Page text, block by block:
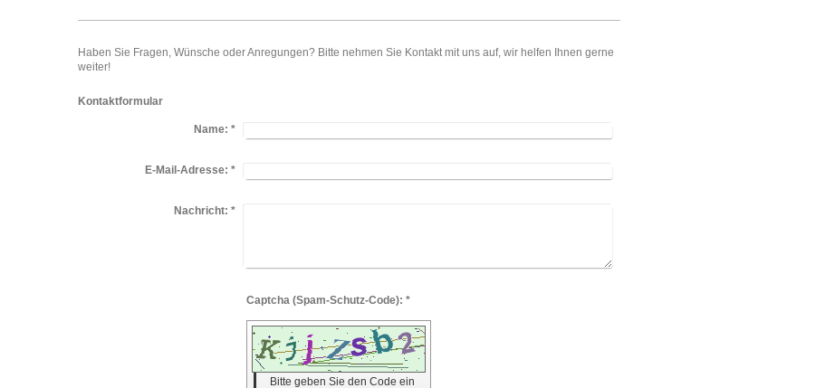
Haben Sie Fragen, Wünsche oder Anregungen? Bitte nehmen Sie Kontakt mit uns auf, wir helfen Ihnen gerne
weiter!
Kontaktformular
Name: *
E-Mail-Adresse: *
Nachricht: *
Captcha (Spam-Schutz-Code): *
Bitte geben Sie den Code ein